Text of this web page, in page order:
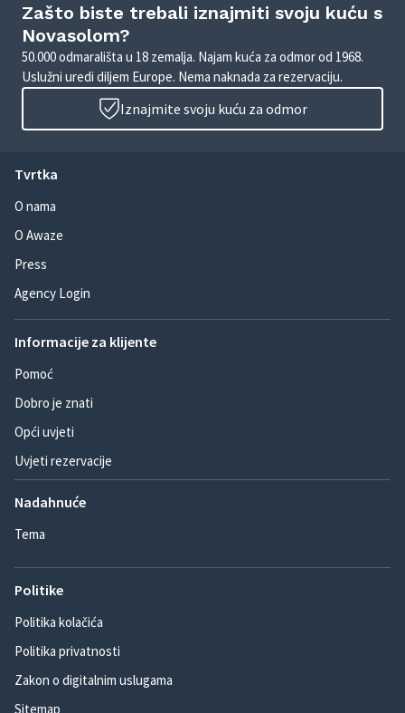
Zašto biste trebali iznajmiti svoju kuću s
Novasolom?
50.000 odmarališta u 18 zemalja. Najam kuća za odmor od 1968.
Uslužni uredi diljem Europe. Nema naknada za rezervaciju.
Iznajmite svoju kuću za odmor
Tvrtka
O nama
O Awaze
Press
Agency Login
Informacije za klijente
Pomoć
Dobro je znati
Opći uvjeti
Uvjeti rezervacije
Nadahnuće
Tema
Politike
Politika kolačića
Politika privatnosti
Zakon o digitalnim uslugama
Sitemap